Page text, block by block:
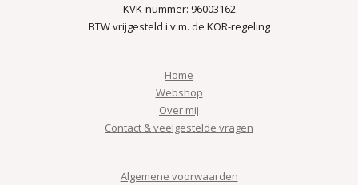
KVK-nummer: 96003162
BTW vrijgesteld i.v.m. de KOR-regeling
Home
Webshop
Over mij
Contact & veelgestelde vragen
Algemene voorwaarden